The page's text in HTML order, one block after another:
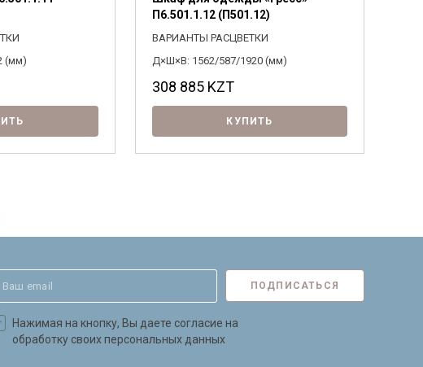
(мм)
П6.501.1.12 (П501.12)
ВАРИАНТЫ РАСЦВЕТКИ
Д×Ш×В: 1562/587/1920 (мм)
308 885 KZT
КУПИТЬ
ПОДПИСАТЬСЯ
Нажимая на кнопку, Вы даете согласие на
обработку своих персональных данных